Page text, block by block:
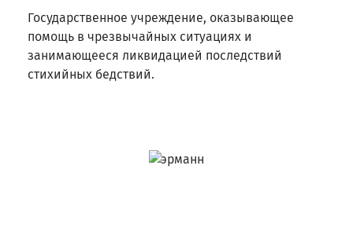
Государственное учреждение, оказывающее
помощь в чрезвычайных ситуациях и
занимающееся ликвидацией последствий
стихийных бедствий.